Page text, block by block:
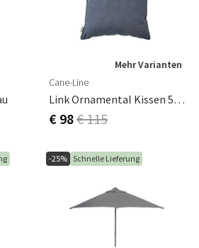
Mehr Varianten
Cane-Line
Link Ornamental Kissen 50X50 Blau
€ 98€ 115
-25% Schnelle Lieferung